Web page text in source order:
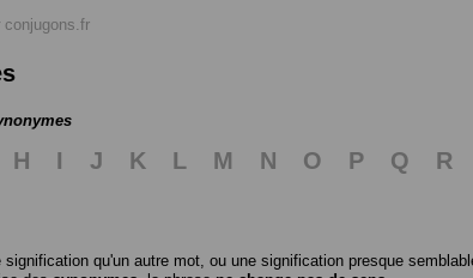
conjugons.fr
H I J K L M N O P Q R
qu'un autre mot, ou une signification presque